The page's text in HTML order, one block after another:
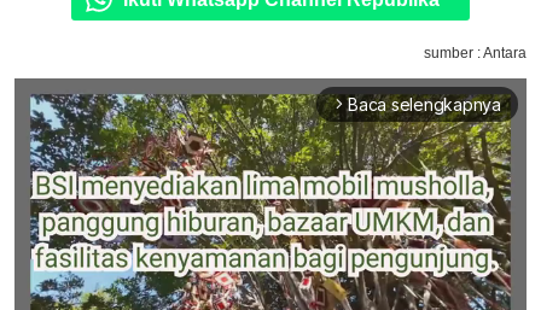
sumber : Antara
arrow_forward_ios Baca selengkapnya